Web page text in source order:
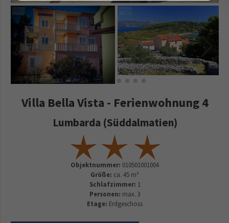
Villa Bella Vista - Ferienwohnung 4
Lumbarda (Süddalmatien)
Objektnummer: 010501001004
Größe: ca. 45 m²
Schlafzimmer: 1
Personen: max. 3
Etage: Erdgeschoss